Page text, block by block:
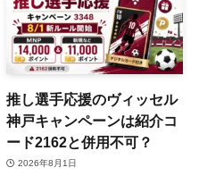
推し選手応援のヴィッセル
神戸キャンペーンは紹介コ
ード2162と併用不可？
2026年8月1日